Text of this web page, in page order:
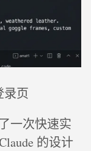
录页
一次快速实
的设计